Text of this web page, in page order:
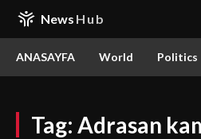
News Hub
ANASAYFA World Politics
Tag: Adrasan